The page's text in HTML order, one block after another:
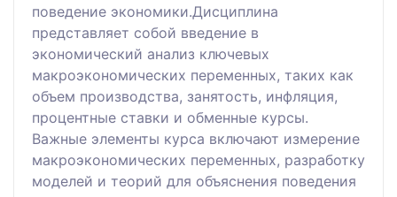
поведение экономики.Дисциплина
представляет собой введение в
экономический анализ ключевых
макроэкономических переменных, таких как
объем производства, занятость, инфляция,
процентные ставки и обменные курсы.
Важные элементы курса включают измерение
макроэкономических переменных, разработку
моделей и теорий для объяснения поведения